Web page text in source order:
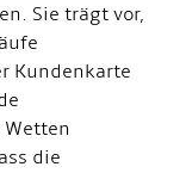
Sie trägt vor,
Kundenkarte
die